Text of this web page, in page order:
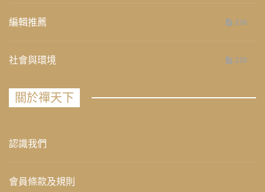
編輯推薦 236
社會與環境 235
關於禪天下
認識我們
會員條款及規則